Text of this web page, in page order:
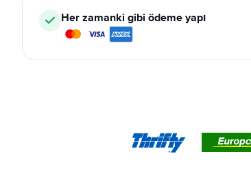
Her zamanki gibi ödeme yapı